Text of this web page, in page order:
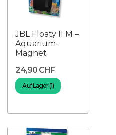
JBL Floaty II M –
Aquarium-
Magnet
24,90 CHF
Auf Lager (1)